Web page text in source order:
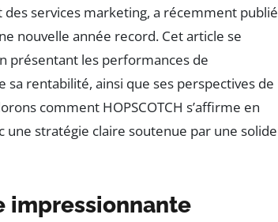
des services marketing, a récemment publié
nouvelle année record. Cet article se
présentant les performances de
sa rentabilité, ainsi que ses perspectives de
comment HOPSCOTCH s’affirme en
une stratégie claire soutenue par une solide
impressionnante